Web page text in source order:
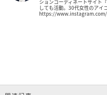
ションコーディネートサイト
しても活動。30代女性のアイ
https://